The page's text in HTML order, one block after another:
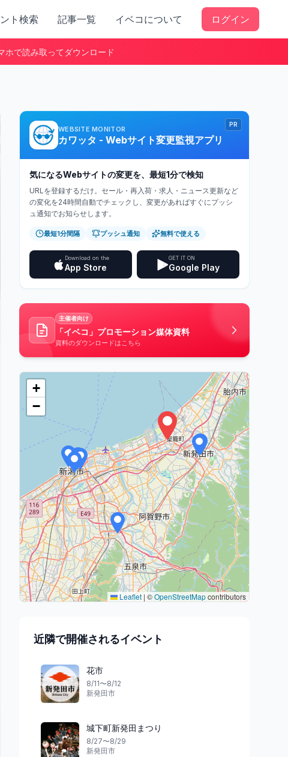
ト検索 記事一覧 イベコについて ログイン
ホで読み取ってダウンロード
PR
WEBSITE MONITOR
カワッタ - Webサイト変更監視アプリ
気になるWebサイトの変更を、最短1分で検知
URLを登録するだけ。セール・再入荷・求人・ニュース更新など
の変化を24時間自動でチェックし、変更があればすぐにプッシ
ュ通知でお知らせします。
最短1分間隔 プッシュ通知 無料で使える
Download on the
App Store
GET IT ON
Google Play
主催者向け
「イベコ」プロモーション媒体資料
資料のダウンロードはこちら
+
−
Leaflet | ©OpenStreetMapcontributors
近隣で開催されるイベント
花市
8/11〜8/12
新発田市
城下町新発田まつり
8/27〜8/29
新発田市